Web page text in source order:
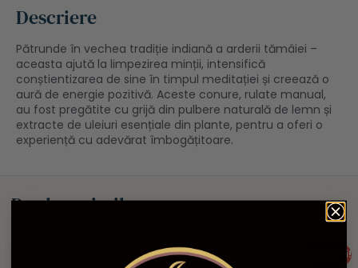
Descriere
Pătrunde în vechea tradiție indiană a arderii tămâiei –
aceasta ajută la limpezirea minții, intensifică
conștientizarea de sine în timpul meditației și creează o
aură de energie pozitivă. Aceste conure, rulate manual,
au fost pregătite cu grijă din pulbere naturală de lemn și
extracte de uleiuri esențiale din plante, pentru a oferi o
experiență cu adevărat îmbogățitoare.
Produse similare
Reduceri!